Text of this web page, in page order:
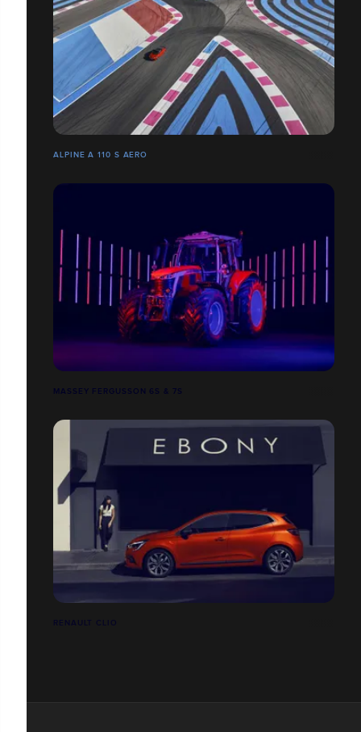
ALPINE A 110 S AERO
MASSEY FERGUSSON 6S & 7S